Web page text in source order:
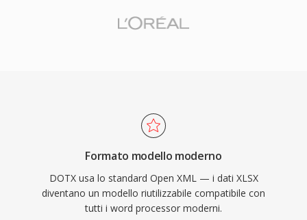
Formato modello moderno
DOTX usa lo standard Open XML — i dati XLSX
diventano un modello riutilizzabile compatibile con
tutti i word processor moderni.